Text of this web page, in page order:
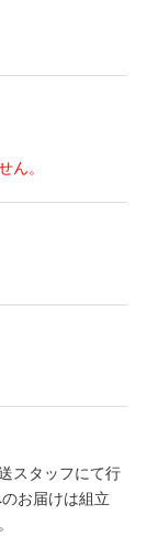
ん。
スタッフにて行
お届けは組立